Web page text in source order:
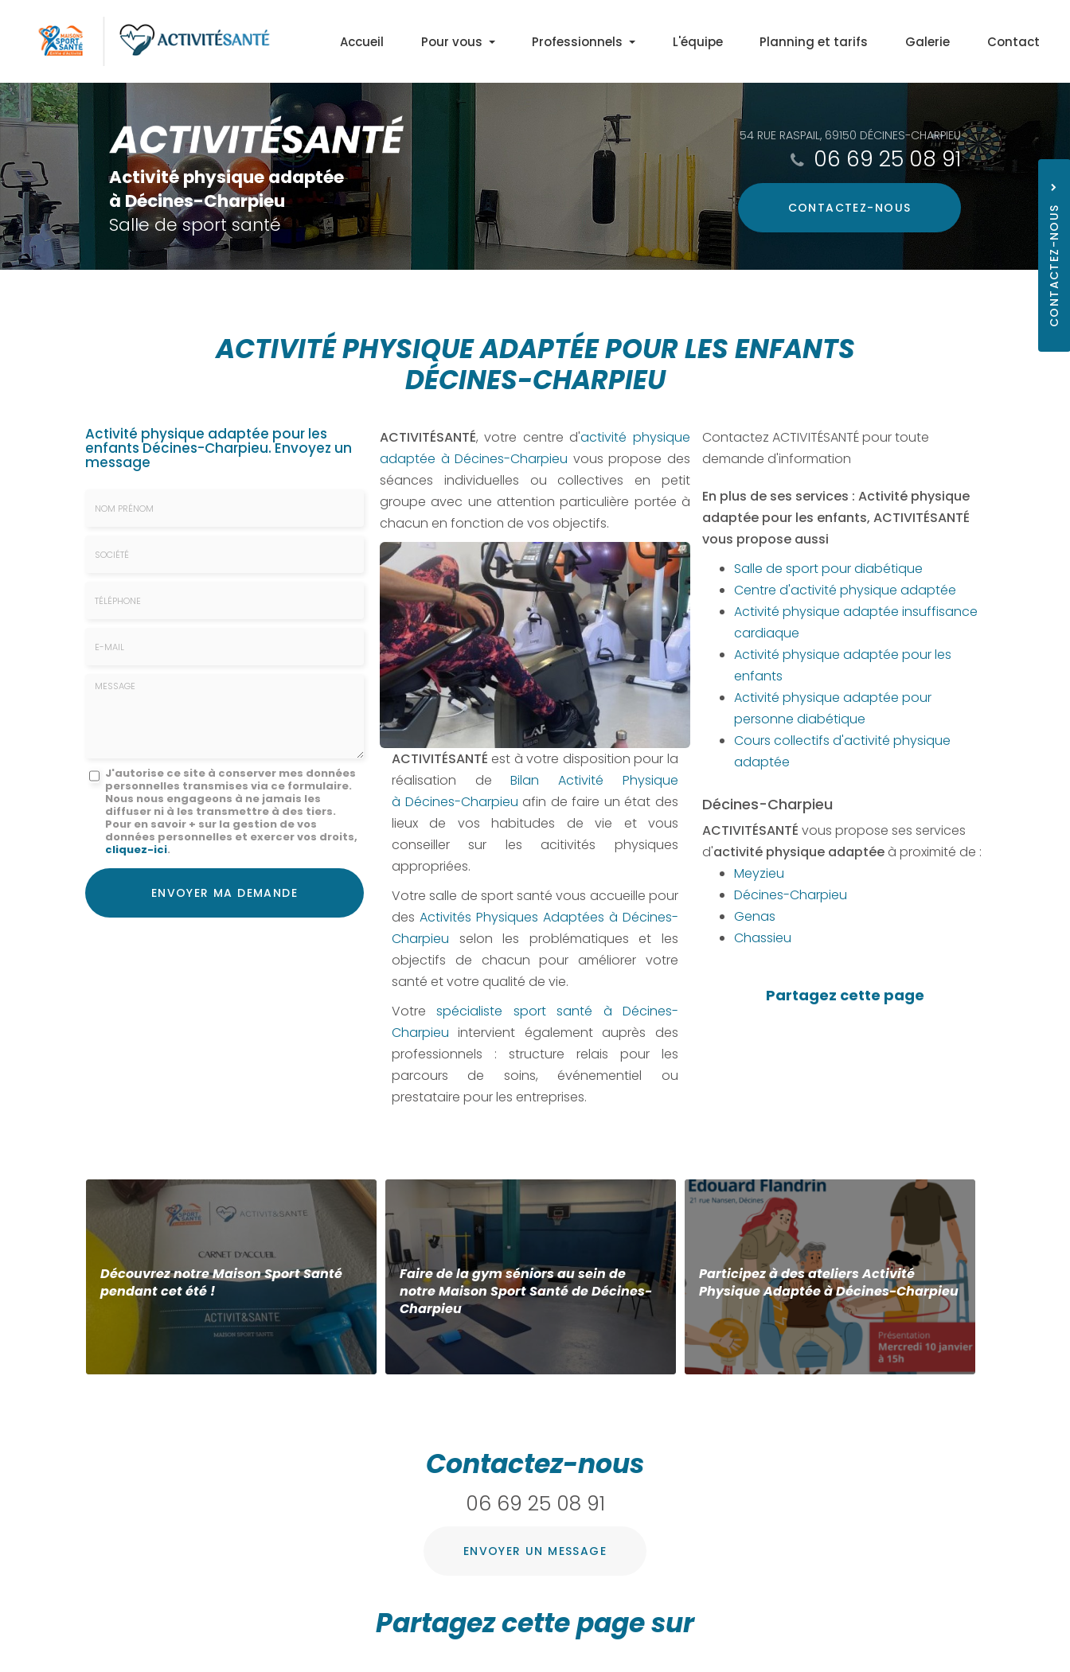
contenu
Accueil Pour vous
Découvrir l'APA
Cours APA en salle
Marche Santé+ à Décines
Gym & Marche Nordique à Lyon
Professionnels
Médecins
L'équipe Planning et tarifs Galerie Contact
Activité physique adaptée
à Décines-Charpieu
Salle de sport santé
54 RUE RASPAIL, 69150 DÉCINES-CHARPIEU
06 69 25 08 91
CONTACTEZ- NOUS
ACTIVITÉ PHYSIQUE ADAPTÉE POUR LES ENFANTS
DÉCINES-CHARPIEU
Activité physique adaptée pour les
enfants Décines-Charpieu.Envoyez un
message
Message
J'autorise ce site à conserver mes données
personnelles transmises via ce formulaire.
Nous nous engageons à ne jamais les
diffuser ni à les transmettre à des tiers.
Pour en savoir + sur la gestion de vos
données personnelles et exercer vos droits,
cliquez-ici.
Acceptation
RGPD
ENVOYER MA DEMANDE
ACTIVITÉSANTÉ, votre centre d'activité physique
adaptée à Décines-Charpieu vous propose des
séances individuelles ou collectives en petit
groupe avec une attention particulière portée à
chacun en fonction de vos objectifs.
ACTIVITÉSANTÉ est à votre disposition pour la
réalisation deBilan Activité Physique
à Décines-Charpieu afin de faire un état des
lieux de vos habitudes de vie et vous
conseiller sur les acitivités physiques
appropriées.
Votre salle de sport santé vous accueille pour
des Activités Physiques Adaptées à Décines-
Charpieu selon les problématiques et les
objectifs de chacun pour améliorer votre
santé et votre qualité de vie.
Votrespécialiste sport santé à Décines-
Charpieu intervient également auprès des
professionnels : structure relais pour les
parcours de soins, événementiel ou
prestataire pour les entreprises.
Contactez ACTIVITÉSANTÉ pour toute
demande d'information
En plus de ses services : Activité physique
adaptée pour les enfants, ACTIVITÉSANTÉ
vous propose aussi
Salle de sport pour diabétique
Centre d'activité physique adaptée
Activité physique adaptée insuffisance
cardiaque
Activité physique adaptée pour les
enfants
Activité physique adaptée pour
personne diabétique
Cours collectifs d'activité physique
adaptée
Décines-Charpieu
ACTIVITÉSANTÉ vous propose ses services
d'activité physique adaptéeà proximité de :
Meyzieu
Décines-Charpieu
Genas
Chassieu
Découvrez notre Maison Sport Santé
pendant cet été !
Faire de la gym séniors au sein de
notre Maison Sport Santé de Décines-
Charpieu
Participez à des ateliers Activité
Physique Adaptée à Décines-Charpieu
Contactez-nous
06 69 25 08 91
ENVOYER UN MESSAGE
Partagez cette page sur
CONTACTEZ-NOUS
06